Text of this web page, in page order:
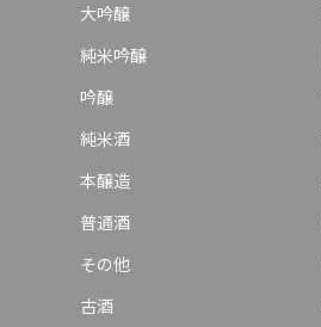
大吟醸
純米吟醸
吟醸
純米酒
本醸造
普通酒
その他
古酒